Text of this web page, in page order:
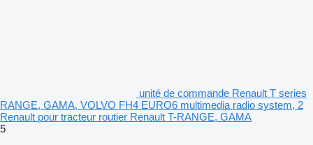
unité de commande Renault T series
RANGE, GAMA, VOLVO FH4 EURO6 multimedia radio system, 2
Renault pour tracteur routier Renault T-RANGE, GAMA
5